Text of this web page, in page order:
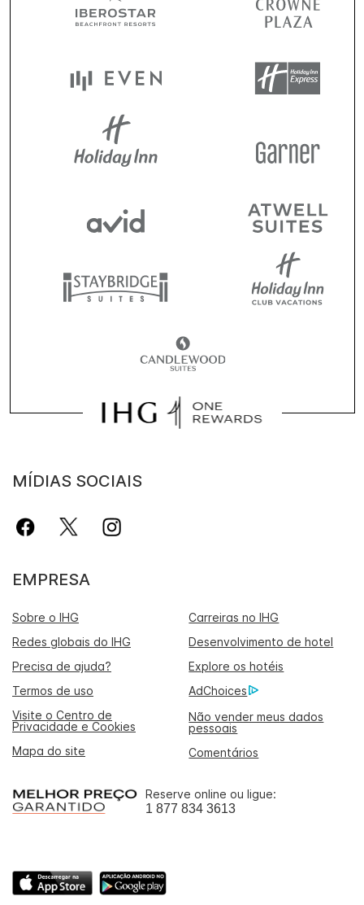
MÍDIAS SOCIAIS
EMPRESA
Sobre o IHG
Carreiras no IHG
Redes globais do IHG
Desenvolvimento de hotel
Precisa de ajuda?
Explore os hotéis
Termos de uso
AdChoices
Visite o Centro de
Privacidade e Cookies
Não vender meus dados
pessoais
Mapa do site
Comentários
Reserve online ou ligue:
1 877 834 3613